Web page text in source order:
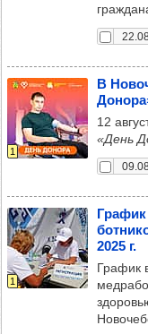
1
В
12
«День
1
2025 г.
График